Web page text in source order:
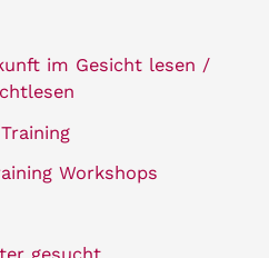
im Gesicht lesen /
Workshops